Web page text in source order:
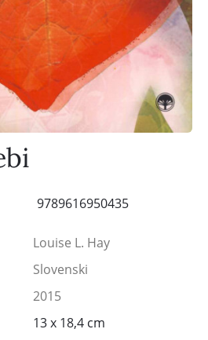
9789616950435
Louise L. Hay
Slovenski
2015
13 x 18,4 cm